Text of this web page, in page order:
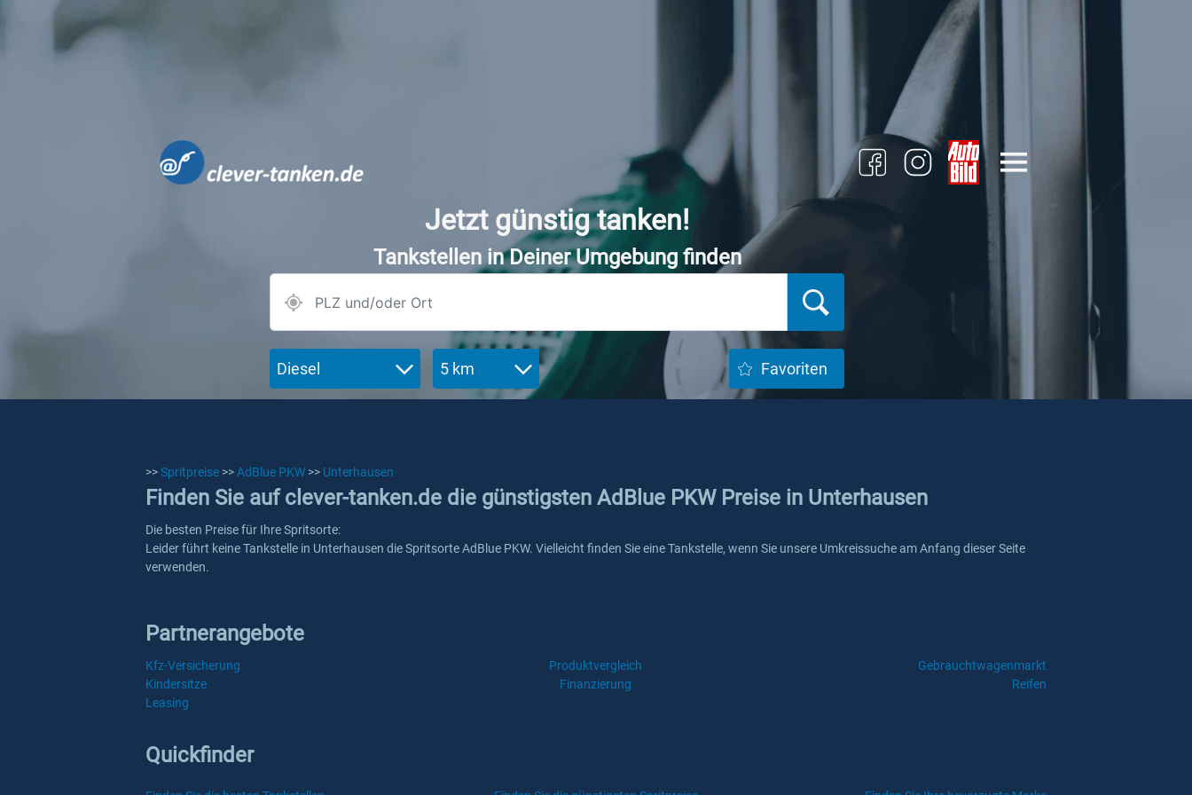
Jetzt günstig tanken!
Tankstellen in Deiner Umgebung finden
Diesel 5 km Favoriten
>>Spritpreise >>AdBlue PKW >> Unterhausen
Finden Sie auf clever-tanken.de die günstigsten AdBlue PKW Preise in Unterhausen
Die besten Preise für Ihre Spritsorte:
Leider führt keine Tankstelle in Unterhausen die Spritsorte AdBlue PKW. Vielleicht finden Sie eine Tankstelle, wenn Sie unsere Umkreissuche am Anfang dieser Seite
verwenden.
Partnerangebote
Kfz-Versicherung Produktvergleich
Gebrauchtwagenmarkt
Kindersitze
Finanzierung
Reifen
Leasing
Quickfinder